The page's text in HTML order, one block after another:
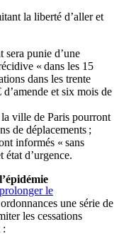
la liberté d’aller et
sera punie d’une
« dans les 15
dans les trente
et six mois de
ville de Paris pourront
de déplacements ;
informés « sans
état d’urgence.
le
une série de
les cessations
: